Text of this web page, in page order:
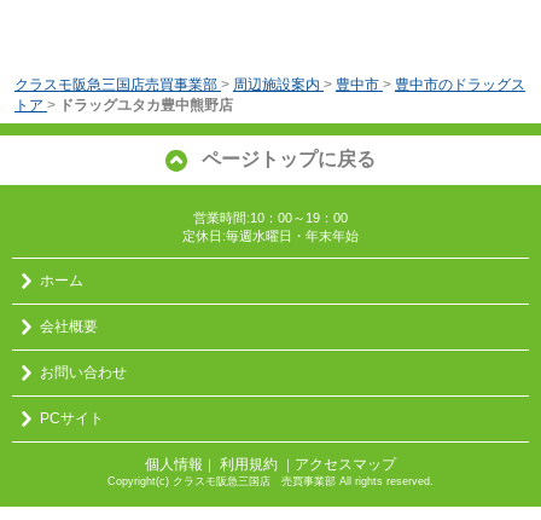
クラスモ阪急三国店売買事業部 > 周辺施設案内 > 豊中市 > 豊中市のドラッグス
トア > ドラッグユタカ豊中熊野店
ページトップに戻る
営業時間:10：00～19：00
定休日:毎週水曜日・年末年始
ホーム
会社概要
お問い合わせ
PCサイト
個人情報 ｜ 利用規約 ｜ アクセスマップ
Copyright(c) クラスモ阪急三国店 売買事業部 All rights reserved.